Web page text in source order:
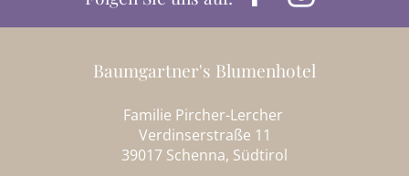
Baumgartner's Blumenhotel
Familie Pircher-Lercher
Verdinserstraße 11
39017 Schenna, Südtirol